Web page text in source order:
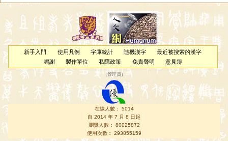
新手入門 使用凡例 字庫統計 隨機漢字
最近被搜索的漢字
鳴謝
製作單位 私隱政策 免責聲明 意見簿
（管理員 ）
在線人數： 5014
自 2014 年 7 月 8 日起
瀏覽人數： 80025872
使用次數： 293855159